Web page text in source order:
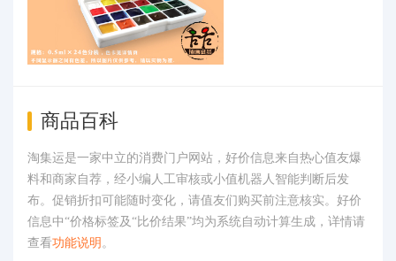
商品百科
淘集运是一家中立的消费门户网站，好价信息来自热心值友爆
料和商家自荐，经小编人工审核或小值机器人智能判断后发
布。促销折扣可能随时变化，请值友们购买前注意核实。好价
信息中“价格标签及“比价结果”均为系统自动计算生成，详情请
查看功能说明 。